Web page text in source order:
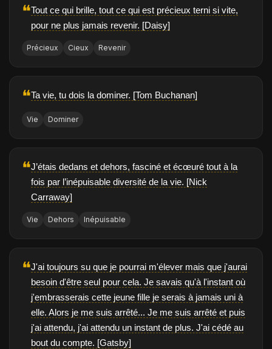
❝Tout ce qui brille, tout ce qui est précieux terni si vite,
pour ne plus jamais revenir. [Daisy]
Précieux Cieux Revenir
❝Ta vie, tu dois la dominer. [Tom Buchanan]
Vie Dominer
❝J’étais dedans et dehors, fasciné et écœuré tout à la
fois par l’inépuisable diversité de la vie. [Nick
Carraway]
Vie Dehors Inépuisable
❝J'ai toujours su que je pourrai m'élever mais que j'aurai
besoin d'être seul pour cela. Je savais qu'à l'instant où
j'embrasserais cette jeune fille je serais à jamais uni à
elle. Alors je me suis arrêté... Je me suis arrêté et puis
j'ai attendu, j'ai attendu un instant de plus. J'ai cédé au
bout du compte. [Gatsby]